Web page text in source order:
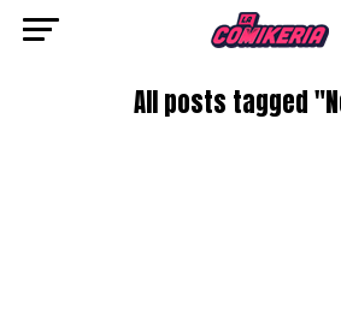
All posts tagged